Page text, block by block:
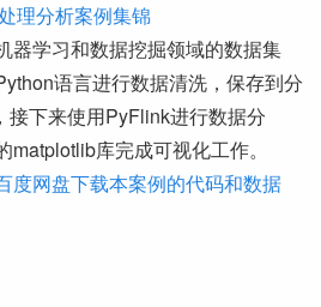
理分析案例集锦
器学习和数据挖掘领域的数据集
语言进行数据清洗，保存到分
下来使用PyFlink进行数据分
库完成可视化工作。
度网盘下载本案例的代码和数据